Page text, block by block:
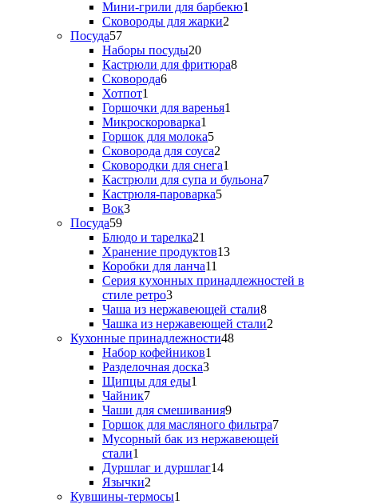
товара
Мини-грили для барбекю1
Сковороды для жарки2
Посуда5757
товаров
Наборы посуды2020
товаров
Кастрюли для фритюра88
Сковорода66
Хотпот1
товар
Горшочки для варенья1
Микроскороварка1
товар
Горшок для молока55
товаров
Сковорода для соуса2
товара
Сковородки для снега1
товар
Кастрюли для супа и бульона77
Кастрюля-пароварка55
Вок33
Посуда5959
товаров
Блюдо и тарелка21
товар
Хранение продуктов1313
Коробки для ланча11
товаров
Серия кухонных принадлежностей в
стиле ретро33
товара
Чаша из нержавеющей стали88
товаров
Чашка из нержавеющей стали2
Кухонные принадлежности4848
Набор кофейников1
Разделочная доска33
Щипцы для еды1
Чайник77
товаров
Чаши для смешивания99
товаров
Горшок для масляного фильтра77
Мусорный бак из нержавеющей
стали1
товар
Дуршлаг и дуршлаг1414
Язычки2
товара
Кувшины-термосы1